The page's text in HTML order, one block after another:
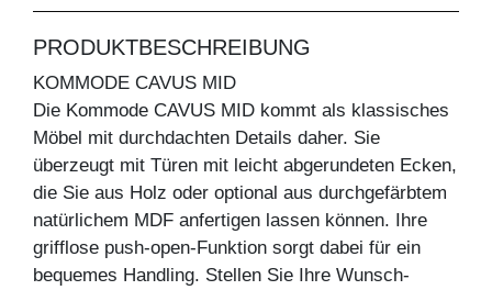
PRODUKTBESCHREIBUNG
KOMMODE CAVUS MID
Die Kommode CAVUS MID kommt als klassisches
Möbel mit durchdachten Details daher. Sie
überzeugt mit Türen mit leicht abgerundeten Ecken,
die Sie aus Holz oder optional aus durchgefärbtem
natürlichem MDF anfertigen lassen können. Ihre
grifflose push-open-Funktion sorgt dabei für ein
bequemes Handling. Stellen Sie Ihre Wunsch-